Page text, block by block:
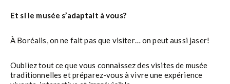
Et si le musée s’adaptait à vous?
À Boréalis, on ne fait pas que visiter… on peut aussi jaser!
Oubliez tout ce que vous connaissez des visites de musée
traditionnelles et préparez-vous à vivre une expérience